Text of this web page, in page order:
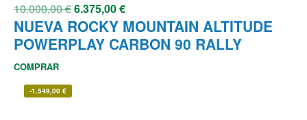
10.000,00€6.375,00€
NUEVA ROCKY MOUNTAIN ALTITUDE
POWERPLAY CARBON 90 RALLY
COMPRAR
-1.549,00 €